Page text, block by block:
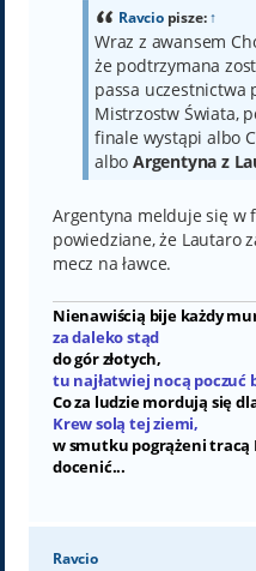
Ravciopisze:↑
Wraz z awansem
że podtrzymana
passa uczestnictwa
Mistrzostw Świata,
finale wystąpi albo
albo Argentyna z
Argentyna melduje się w
powiedziane, że Lautaro
mecz na ławce.
Nienawiścią bije każdy
za daleko stąd
do gór złotych,
tu najłatwiej nocą poczuć
Co za ludzie mordują się
Krew solą tej ziemi,
w smutku pogrążeni tracą
docenić...
Ravcio